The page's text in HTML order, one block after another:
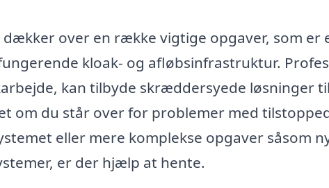
dækker over en række vigtige opgaver, som er
kloak- og afløbsinfrastruktur.
kan tilbyde skræddersyede løsninger
om du står over for problemer med
eller mere komplekse opgaver såsom
er der hjælp at hente.